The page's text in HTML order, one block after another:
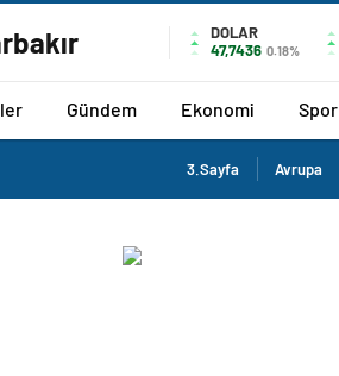
DOLAR
47,7436 0.18%
Gündem Ekonomi Spor
3.Sayfa Avrupa